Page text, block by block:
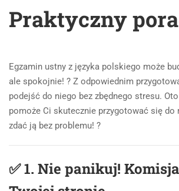
Praktyczny
Egzamin ustny z języka polskiego może
ale spokojnie! ? Z odpowiednim
podejść do niego bez zbędnego stresu.
pomoże Ci skutecznie przygotować się do
zdać ją bez problemu! ?
✅1. Nie panikuj!